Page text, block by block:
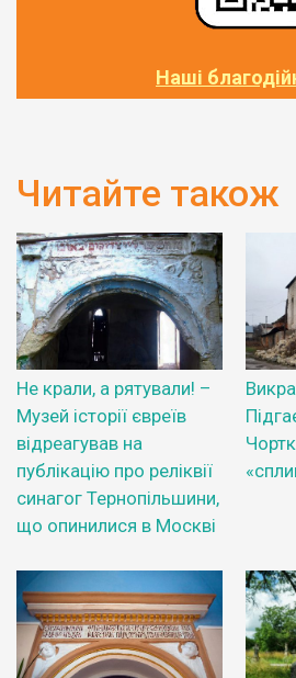
Наші
Читайте також
Не крали, а рятували! –
Музей історії євреїв
відреагував на
публікацію про реліквії
синагог Тернопільшини,
що опинилися в Москві